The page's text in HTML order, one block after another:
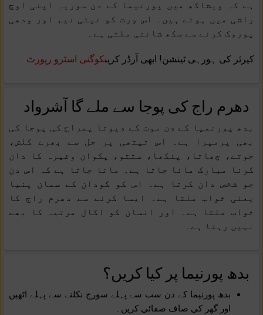
ہے کہ ویشاکھ میں پورنیما کے دن سوریہ اپنی اوچ
راشی میں ہوتے ہیں۔ اس ورت کو نیتی نیم اور ودھی
پوروک کرنے سے سکھ شانتی ملتی ہے۔
کیرئر کی ہورہی ٹینشن! ابھی آرڈر کریںکوگنی اسٹرو رپورٹ
دھرم راج کی پوجا سے ملے گا آشرواد
بدھ پورنمیا کے دن موت کے دیوتا یمراج کی پوجا کی
بھی پرمپرا ہے۔ اس تیتھی پر جل سے بھرے کلش،
جوتے، چھاتا، پنکھا، ستتو، پکوان وغیرہ کا دان
کرنا مبارک مانا جاتا ہے۔ مانا جاتا ہے کہ اس دن
جو شخص دان کرتا ہے۔ اس کو گودان کے سمان پنیا
یعنی ثواب ملتا ہے۔ ایسا کرنے سے دھرم راج کا
ثواب ملتا ہے۔ اور انسان کو اکال مرتیہ کا بھے
نہیں رہتا ہے۔
بدھ پورنیما پر کیا کریں؟
بدھ پورنیما کے دن سب سے پہلے سورج نکلنے سے پہلے اٹھیں
اور گھر کی صاف صفائی کریں۔